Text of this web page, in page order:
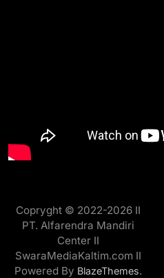
Copryght © 2022-2026 II
PT. Alfarendra Mandiri
Center II
SwaraMediaKaltim.com II
Powered By BlazeThemes.